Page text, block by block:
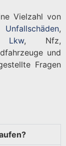
Vielzahl von
Unfallschäden,
Lkw, Nfz,
und
Fragen